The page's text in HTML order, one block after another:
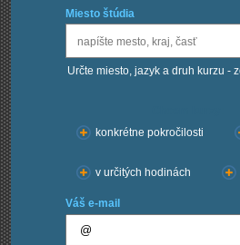
Miesto štúdia
Určte miesto, jazyk a druh kurzu -
konkrétne pokročilosti
v určitých hodinách
Váš e-mail